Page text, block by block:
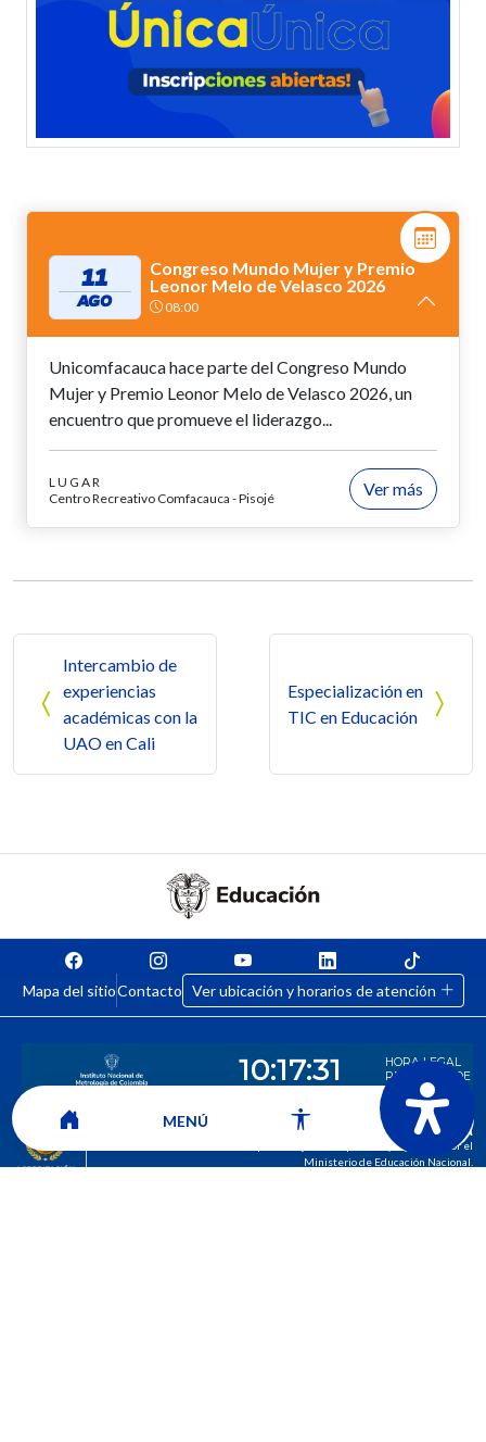
11
AGO
Congreso Mundo Mujer y Premio
Leonor Melo de Velasco 2026
08:00
Unicomfacauca hace parte del Congreso Mundo
Mujer y Premio Leonor Melo de Velasco 2026, un
encuentro que promueve el liderazgo...
LUGAR
Centro Recreativo Comfacauca - Pisojé
Ver más
Intercambio de
experiencias
académicas con la
UAO en Cali
Especialización en
TIC en Educación
Mapa del sitioContacto Ver ubicación y horarios de atención
CORPORACIÓN UNIVERSITARIA COMFACAUCA - UNICOMFACAUCA
Institución de Educación Superior sujeta a inspección y vigilancia por el
Ministerio de Educación Nacional.
MENÚ